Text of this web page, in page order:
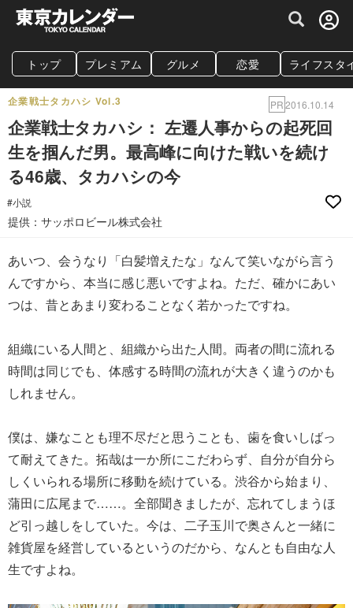
グルメ情報・プレミアムレストラン予約
トップ プレミアム グルメ 恋愛 ライフスタ
企業戦士タカハシ Vol.3 PR2016.10.14
企業戦士タカハシ： 左遷人事からの起死回
生を掴んだ男。最高峰に向けた戦いを続け
る46歳、タカハシの今
#小説
提供：サッポロビール株式会社
あいつ、会うなり「白髪増えたな」なんて笑いながら言う
んですから、本当に感じ悪いですよね。ただ、確かにあい
つは、昔とあまり変わることなく若かったですね。
組織にいる人間と、組織から出た人間。両者の間に流れる
時間は同じでも、体感する時間の流れが大きく違うのかも
しれません。
僕は、嫌なことも理不尽だと思うことも、歯を食いしばっ
て耐えてきた。拓哉は一か所にこだわらず、自分が自分ら
しくいられる場所に移動を続けている。渋谷から始まり、
蒲田に広尾まで……。全部聞きましたが、忘れてしまうほ
ど引っ越しをしていた。今は、二子玉川で奥さんと一緒に
雑貨屋を経営しているというのだから、なんとも自由な人
生ですよね。